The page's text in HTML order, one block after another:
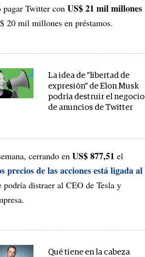
Twitter con US$ 21 mil millones
20 mil millones en préstamos.
La idea de "libertad de
expresión" de Elon Musk
podría destruir el negocio
de anuncios de Twitter
cerrando en US$ 877,51 el
precios de las acciones está ligada al
podría distraer al CEO de Tesla y
Qué tiene en la cabeza